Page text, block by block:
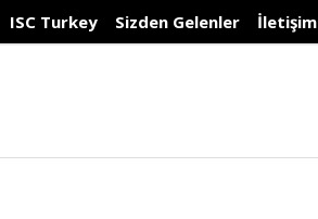
ISC Turkey Sizden Gelenler İletişim